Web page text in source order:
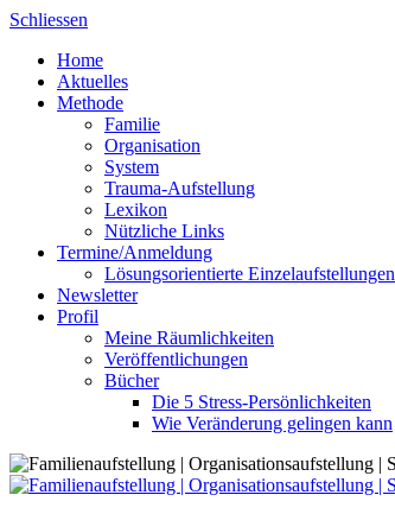
Skip
content
Schliessen
Home
Aktuelles
Methode
Familie
Organisation
System
Trauma-Aufstellung
Lexikon
Nützliche Links
Termine/Anmeldung
Lösungsorientierte Einzelaufstellungen
Newsletter
Profil
Meine Räumlichkeiten
Veröffentlichungen
Bücher
Die 5 Stress-Persönlichkeiten
Wie Veränderung gelingen kann